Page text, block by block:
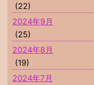
(22)
2024年9月
(25)
2024年8月
(19)
2024年7月